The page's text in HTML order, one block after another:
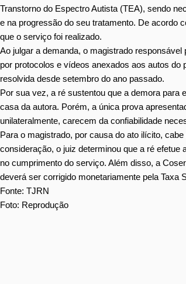
Transtorno do Espectro Autista (TEA), sendo
e na progressão do seu tratamento. De acordo
que o serviço foi realizado.
Ao julgar a demanda, o magistrado
por protocolos e vídeos anexados aos autos do
resolvida desde setembro do ano passado.
Por sua vez, a ré sustentou que a demora para
casa da autora. Porém, a única prova
unilateralmente, carecem da confiabilidade
Para o magistrado, por causa do ato ilícito,
consideração, o juiz determinou que a ré efetue
no cumprimento do serviço. Além disso, a
deverá ser corrigido monetariamente pela Taxa
Fonte: TJRN
Foto: Reprodução